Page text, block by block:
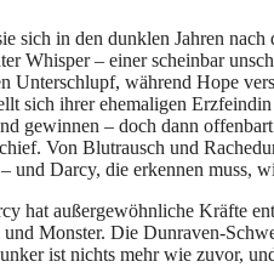
in den dunklen Jahren nach
Whisper – einer scheinbar
während Hope
sich ihrer ehemaligen
gewinnen – doch dann
Von Blutrausch und
Darcy, die erkennen muss,
hat außergewöhnliche Kräfte
Monster. Die Dunraven-
ist nichts mehr wie zuvor,